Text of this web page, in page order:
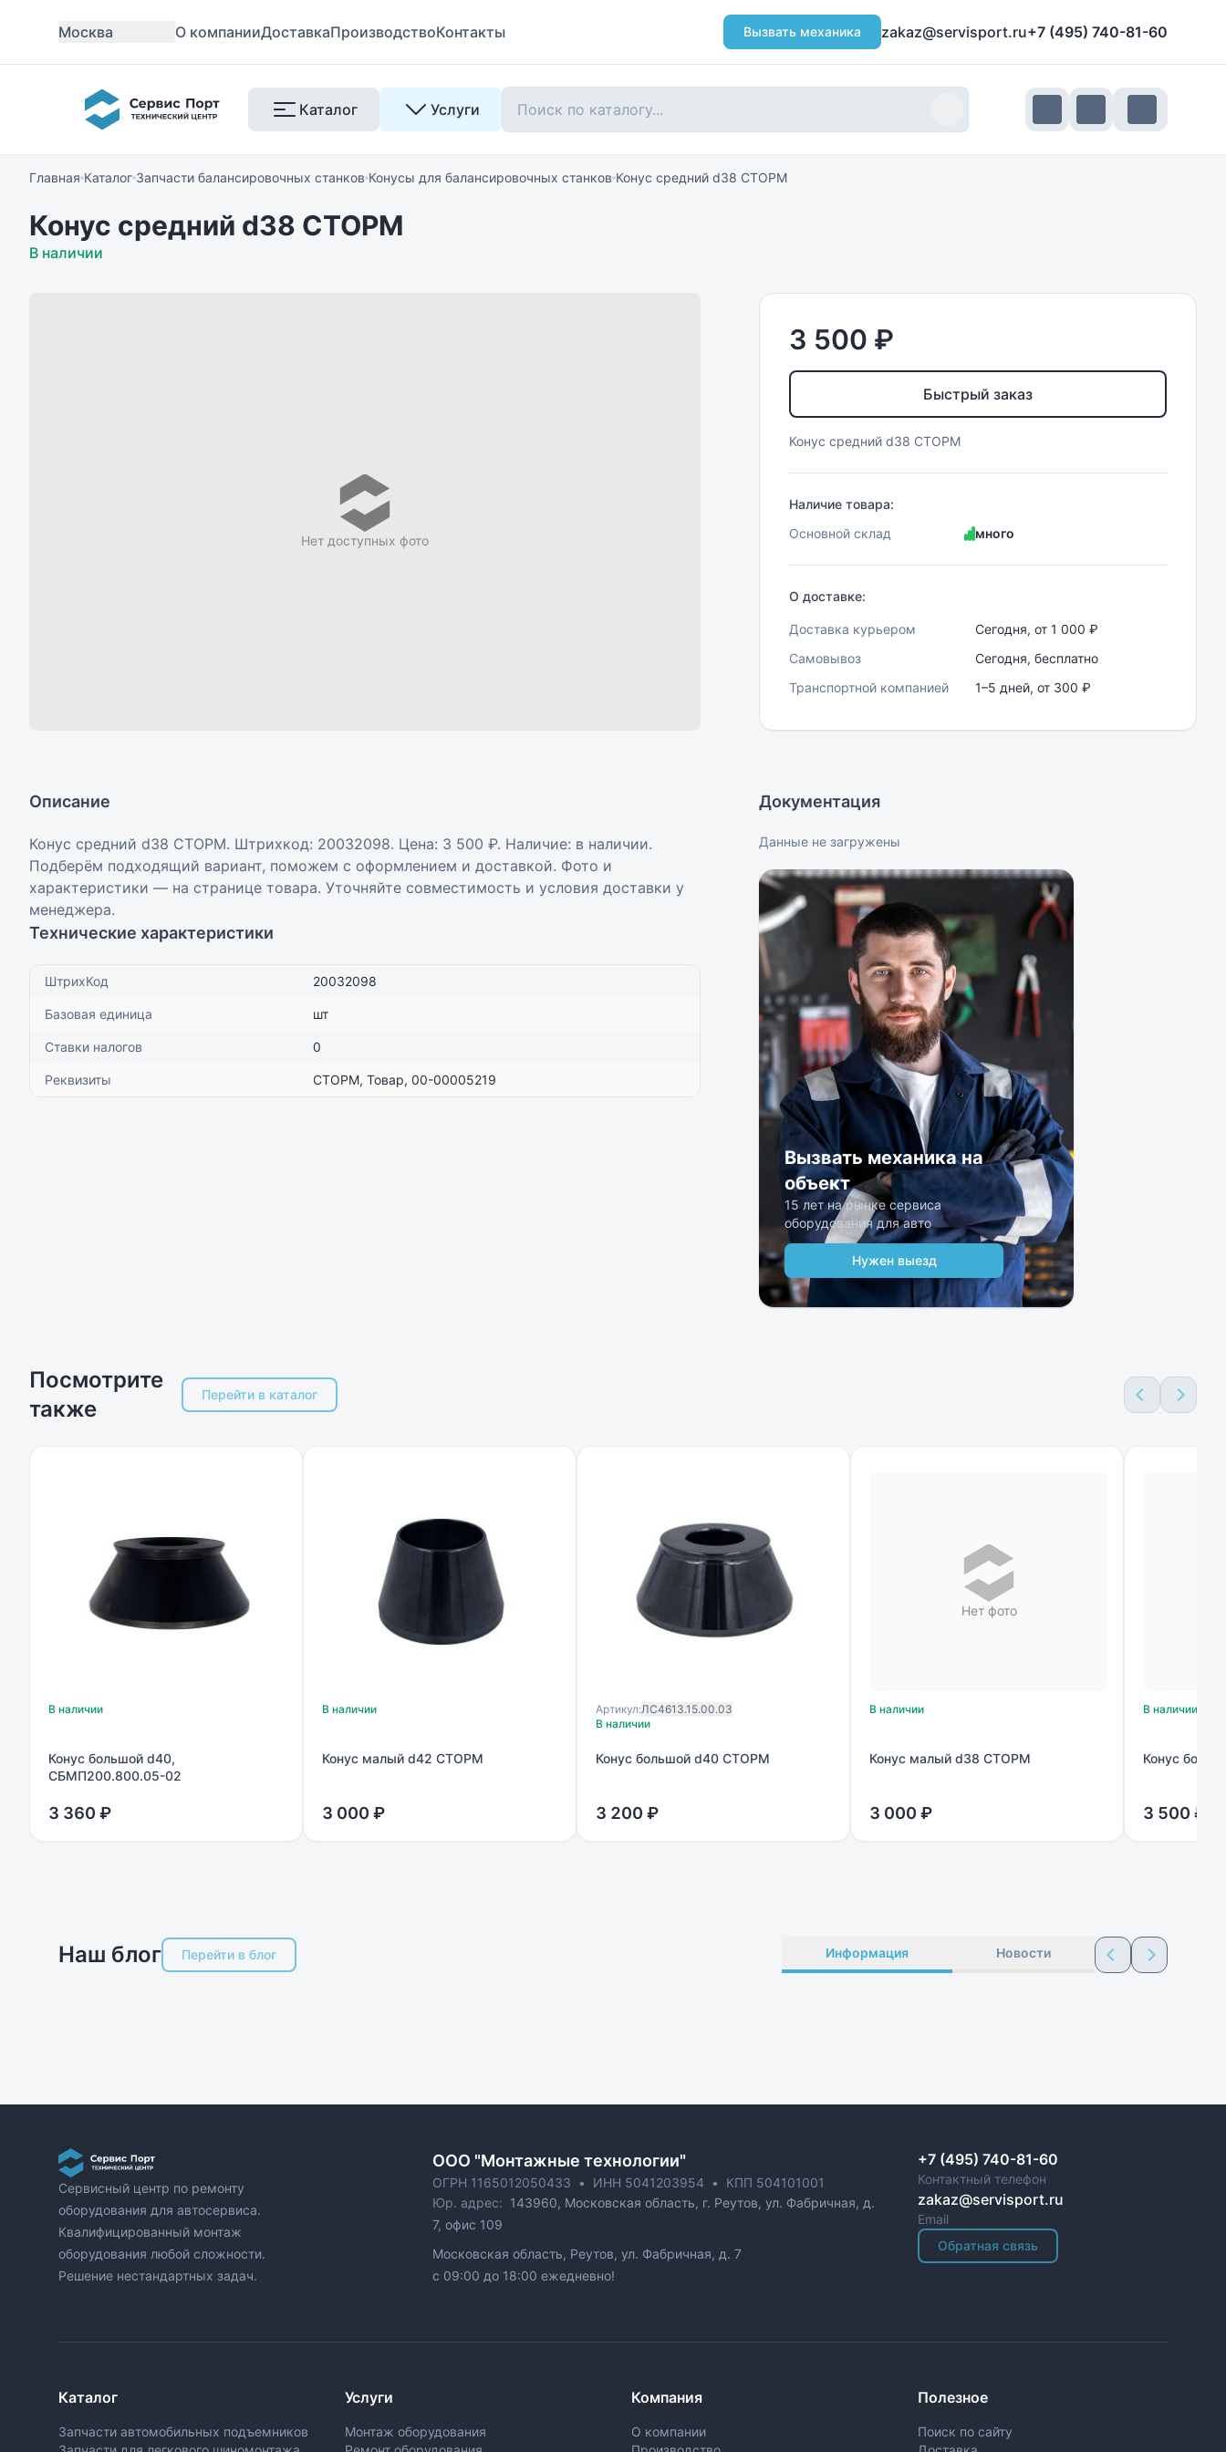
Москва О компанииДоставкаПроизводствоКонтакты Вызвать механика zakaz@servisport.ru+7 (495) 740-81-60
Каталог Услуги
Главная Каталог Запчасти балансировочных станков Конусы для балансировочных станков Конус средний d38 СТОРМ
Конус средний d38 СТОРМ
В наличии
Нет доступных фото
3 500 ₽
Быстрый заказ
Конус средний d38 СТОРМ
Наличие товара:
Основной склад
много
О доставке:
Доставка курьером
Сегодня, от 1 000 ₽
Самовывоз
Сегодня, бесплатно
Транспортной компанией
1–5 дней, от 300 ₽
Описание
Конус средний d38 СТОРМ. Штрихкод: 20032098. Цена: 3 500 ₽. Наличие: в наличии.
Подберём подходящий вариант, поможем с оформлением и доставкой. Фото и
характеристики — на странице товара. Уточняйте совместимость и условия доставки у
менеджера.
Технические характеристики
ШтрихКод 20032098
Базовая единица шт
Ставки налогов 0
Реквизиты СТОРМ, Товар, 00-00005219
Документация
Данные не загружены
Вызвать механика на
объект
15 лет на рынке сервиса
оборудования для авто
Нужен выезд
Посмотрите
также
Перейти в каталог
В наличии
Конус большой d40,
СБМП200.800.05-02
3 360 ₽
В наличии
Конус малый d42 СТОРМ
3 000 ₽
Артикул:ЛС4613.15.00.03
В наличии
Конус большой d40 СТОРМ
3 200 ₽
Нет фото
В наличии
Конус малый d38 СТОРМ
3 000 ₽
В наличии
Конус
3 500 ₽
Наш блог Перейти в блог Информация Новости
Сервисный центр по ремонту
оборудования для автосервиса.
Квалифицированный монтаж
оборудования любой сложности.
Решение нестандартных задач.
ОOO "Монтажные технологии"
ОГРН 1165012050433 • ИНН 5041203954 •
КПП 504101001
Юр. адрес: 143960, Московская область, г. Реутов, ул. Фабричная, д.
7, офис 109
Московская область, Реутов, ул. Фабричная, д. 7
c 09:00 до 18:00 ежедневно!
+7 (495) 740-81-60
Контактный телефон
zakaz@servisport.ru
Email
Обратная связь
Каталог
Запчасти автомобильных подъемников
Услуги
Монтаж оборудования
Компания
О компании
Полезное
Поиск по сайту